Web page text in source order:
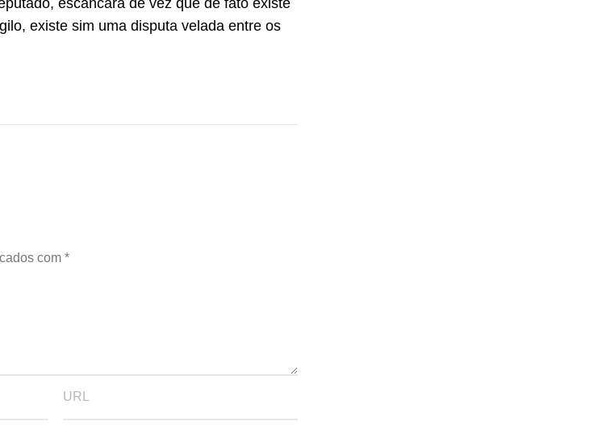
escancara de vez que de fato existe
existe sim uma disputa velada entre os
com *